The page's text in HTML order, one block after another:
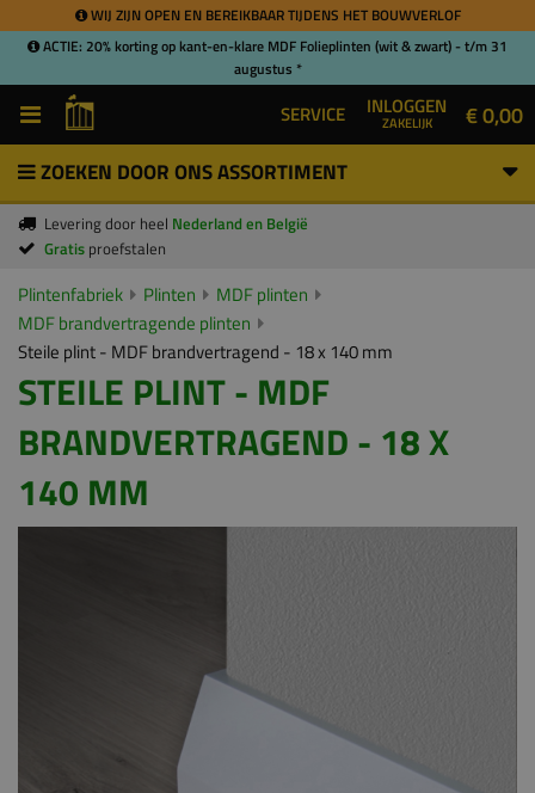
WIJ ZIJN OPEN EN BEREIKBAAR TIJDENS HET BOUWVERLOF
ACTIE: 20% korting op kant-en-klare MDF Folieplinten (wit & zwart) - t/m 31
augustus *
SERVICE INLOGGEN
ZAKELIJK € 0,00
ZOEKEN DOOR ONS ASSORTIMENT
Levering door heel Nederland en België
Gratis proefstalen
Plintenfabriek Plinten
MDF plinten
MDF brandvertragende plinten
Steile plint - MDF brandvertragend - 18 x 140 mm
STEILE PLINT - MDF
BRANDVERTRAGEND - 18 X
140 MM